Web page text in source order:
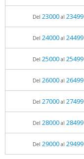
Del 23000al 23499
Del 24000al 24499
Del 25000al 25499
Del 26000al 26499
Del 27000al 27499
Del 28000al 28499
Del 29000al 29499